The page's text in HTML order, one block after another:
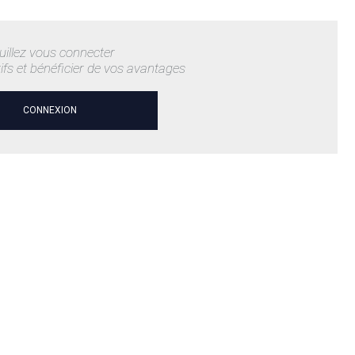
vous connecter
et bénéficier de vos avantages
CONNEXION